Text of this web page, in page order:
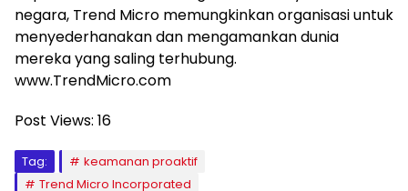
negara, Trend Micro memungkinkan organisasi untuk
menyederhanakan dan mengamankan dunia
mereka yang saling terhubung.
www.TrendMicro.com
Post Views: 16
Tag:
keamanan proaktif
Trend Micro Incorporated